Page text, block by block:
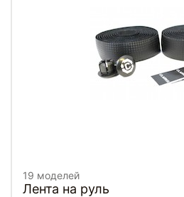
19 моделей
Лента на руль